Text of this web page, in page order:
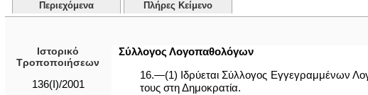
Περιεχόμενα Πλήρες Κείμενο
Ιστορικό
Τροποποιήσεων
136(I)/2001
Σύλλογος Λογοπαθολόγων
16.—(1) Ιδρύεται Σύλλογος Εγγεγραμμένων
τους στη Δημοκρατία.